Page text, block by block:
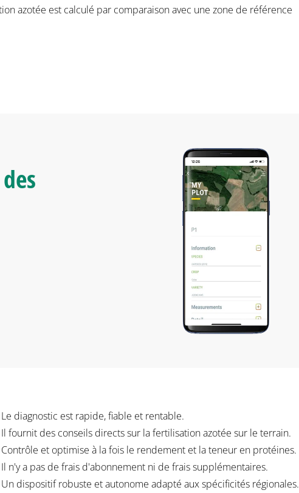
azotée est calculé par comparaison avec une zone de référence
Le diagnostic est rapide, fiable et rentable.
Il fournit des conseils directs sur la fertilisation azotée sur le terrain.
Contrôle et optimise à la fois le rendement et la teneur en protéines.
Il n'y a pas de frais d'abonnement ni de frais supplémentaires.
Un dispositif robuste et autonome adapté aux spécificités régionales.